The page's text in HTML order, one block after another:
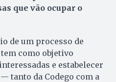
que vão ocupar o
de um processo de
como objetivo
e estabelecer
tanto da Codego com a